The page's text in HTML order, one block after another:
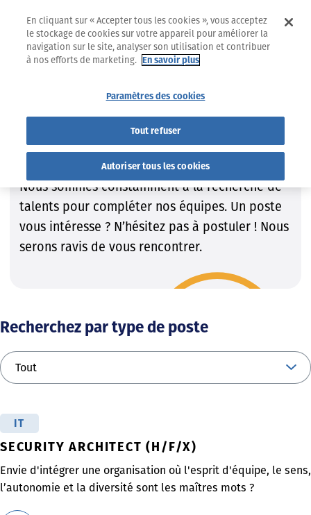
Trouvez le job qui VOUS convient !
Trouvez le job qui VOUS
convient !
Nous sommes constamment à la recherche de
talents pour compléter nos équipes. Un poste
vous intéresse ? N’hésitez pas à postuler ! Nous
serons ravis de vous rencontrer.
Recherchez par type de poste
IT
SECURITY ARCHITECT (H/F/X)
Envie d'intégrer une organisation où l'esprit d'équipe, le sens,
l’autonomie et la diversité sont les maîtres mots ?
En cliquant sur « Accepter tous les cookies », vous acceptez
le stockage de cookies sur votre appareil pour améliorer la
navigation sur le site, analyser son utilisation et contribuer
à nos efforts de marketing. En savoir plus
Paramètres des cookies
Tout refuser
Autoriser tous les cookies